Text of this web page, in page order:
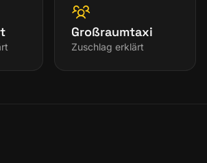
Großraumtaxi
Zuschlag erklärt